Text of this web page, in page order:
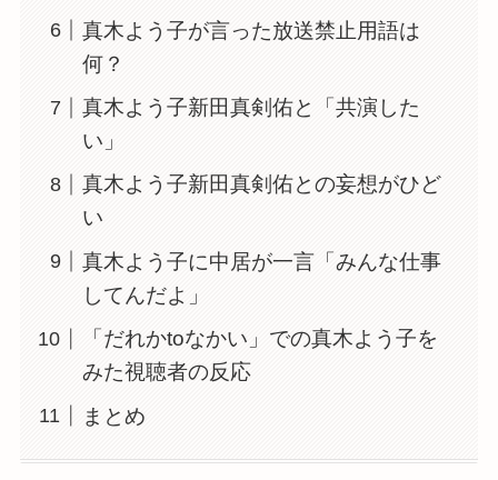
真木よう子が言った放送禁止用語は
何？
真木よう子新田真剣佑と「共演した
い」
真木よう子新田真剣佑との妄想がひど
い
真木よう子に中居が一言「みんな仕事
してんだよ」
「だれかtoなかい」での真木よう子を
みた視聴者の反応
まとめ